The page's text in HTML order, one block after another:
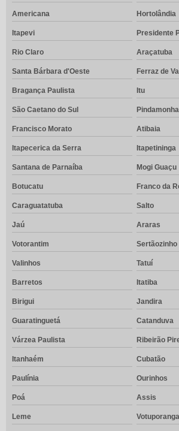
Americana Hortolândia
Itapevi Presidente
Rio Claro Araçatuba
Santa Bárbara d'Oeste Ferraz de
Bragança Paulista Itu
São Caetano do Sul
Francisco Morato Atibaia
Itapecerica da Serra Itapetininga
Santana de Parnaíba Mogi Guaçu
Botucatu Franco da
Caraguatatuba Salto
Jaú Araras
Votorantim Sertãozinho
Valinhos Tatuí
Barretos Itatiba
Birigui Jandira
Guaratinguetá Catanduva
Várzea Paulista Ribeirão
Itanhaém Cubatão
Paulínia Ourinhos
Poá Assis
Leme Votuporanga